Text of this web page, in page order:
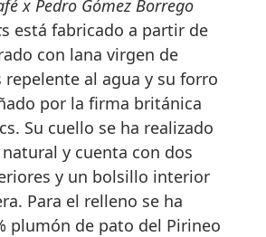
x Pedro Gómez Borrego
s está fabricado a partir de
con lana virgen de
repelente al agua y su forro
por la firma británica
Su cuello se ha realizado
y cuenta con dos
y un bolsillo interior
Para el relleno se ha
plumón de pato del Pirineo